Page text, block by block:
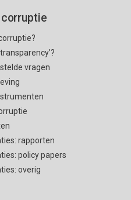
vragen
rapporten
policy papers
overig